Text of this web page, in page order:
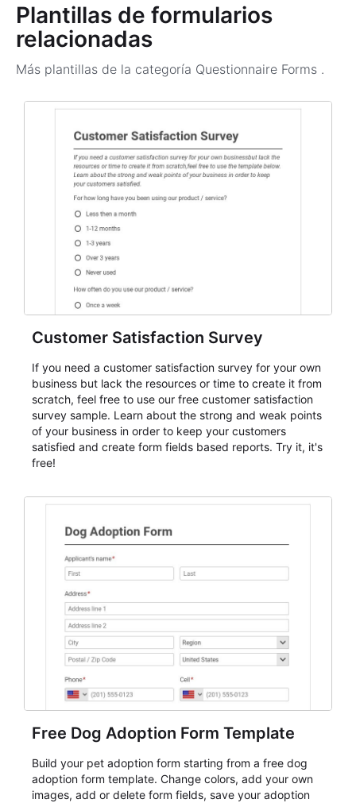
Plantillas de formularios
relacionadas
Más plantillas de la categoría Questionnaire Forms .
Customer Satisfaction Survey
If you need a customer satisfaction survey for your own
business but lack the resources or time to create it from
scratch, feel free to use our free customer satisfaction
survey sample. Learn about the strong and weak points
of your business in order to keep your customers
satisfied and create form fields based reports. Try it, it's
free!
Free Dog Adoption Form Template
Build your pet adoption form starting from a free dog
adoption form template. Change colors, add your own
images, add or delete form fields, save your adoption